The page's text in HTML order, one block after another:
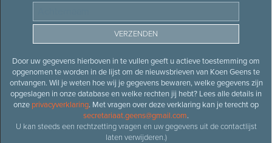
Door uw gegevens hierboven in te vullen geeft u actieve toestemming om
opgenomen te worden in de lijst om de nieuwsbrieven van Koen Geens te
ontvangen. Wil je weten hoe wij je gegevens bewaren, welke gegevens zijn
opgeslagen in onze database en welke rechten jij hebt? Lees alle details in
onze privacyverklaring. Met vragen over deze verklaring kan je terecht op
secretariaat.geens@gmail.com.
U kan steeds een rechtzetting vragen en uw gegevens uit de contactlijst
laten verwijderen.)